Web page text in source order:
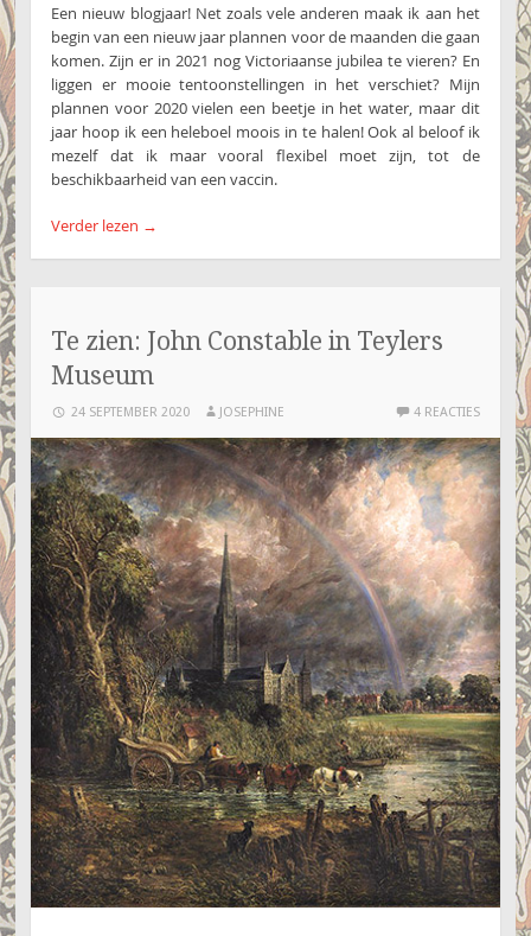
Een nieuw blogjaar! Net zoals vele anderen maak ik aan het
begin van een nieuw jaar plannen voor de maanden die gaan
komen. Zijn er in 2021 nog Victoriaanse jubilea te vieren? En
liggen er mooie tentoonstellingen in het verschiet? Mijn
plannen voor 2020 vielen een beetje in het water, maar dit
jaar hoop ik een heleboel moois in te halen! Ook al beloof ik
mezelf dat ik maar vooral flexibel moet zijn, tot de
beschikbaarheid van een vaccin.
Verder lezen →
Te zien: John Constable in Teylers
Museum
24 SEPTEMBER 2020 JOSEPHINE 4 REACTIES